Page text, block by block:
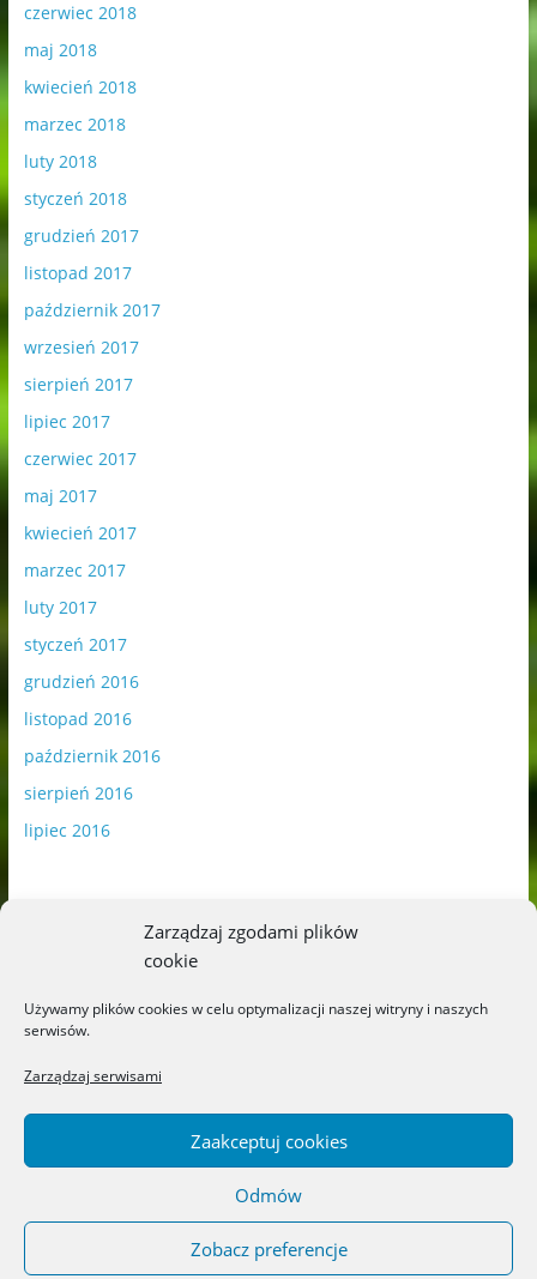
Zarządzaj zgodami plików
cookie
Używamy plików cookies w celu optymalizacji naszej witryny i naszych
serwisów.
Zarządzaj serwisami
Zaakceptuj cookies
Odmów
Zobacz preferencje
czerwiec 2018
maj 2018
kwiecień 2018
marzec 2018
luty 2018
styczeń 2018
grudzień 2017
listopad 2017
październik 2017
wrzesień 2017
sierpień 2017
lipiec 2017
czerwiec 2017
maj 2017
kwiecień 2017
marzec 2017
luty 2017
styczeń 2017
grudzień 2016
listopad 2016
październik 2016
sierpień 2016
lipiec 2016
Blog o książkach dla dzieci i młodzieży –
recenzje i rekomendacje. All rights reserved.
Theme: ColorMag byThemeGrill. Powered by